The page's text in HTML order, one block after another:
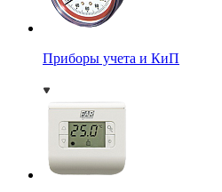
Приборы учета и КиП